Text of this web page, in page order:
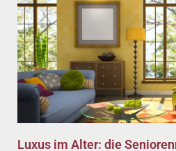
Luxus im Alter: die